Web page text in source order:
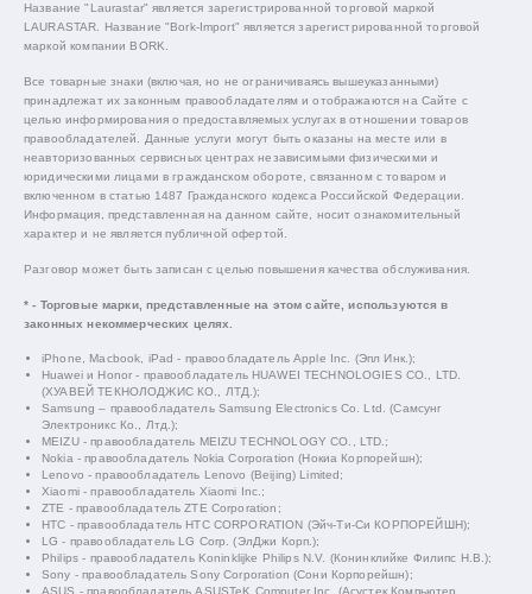
Название "Laurastar" является зарегистрированной торговой маркой
LAURASTAR. Название "Bork-Import" является зарегистрированной торговой
маркой компании BORK.
Все товарные знаки (включая, но не ограничиваясь вышеуказанными)
принадлежат их законным правообладателям и отображаются на Сайте с
целью информирования о предоставляемых услугах в отношении товаров
правообладателей. Данные услуги могут быть оказаны на месте или в
неавторизованных сервисных центрах независимыми физическими и
юридическими лицами в гражданском обороте, связанном с товаром и
включенном в статью 1487 Гражданского кодекса Российской Федерации.
Информация, представленная на данном сайте, носит ознакомительный
характер и не является публичной офертой.
Разговор может быть записан с целью повышения качества обслуживания.
* - Торговые марки, представленные на этом сайте, используются в
законных некоммерческих целях.
iPhone, Macbook, iPad - правообладатель Apple Inc. (Эпл Инк.);
Huawei и Honor - правообладатель HUAWEI TECHNOLOGIES CO., LTD.
(ХУАВЕЙ ТЕКНОЛОДЖИС КО., ЛТД.);
Samsung – правообладатель Samsung Electronics Co. Ltd. (Самсунг
Электроникс Ко., Лтд.);
MEIZU - правообладатель MEIZU TECHNOLOGY CO., LTD.;
Nokia - правообладатель Nokia Corporation (Нокиа Корпорейшн);
Lenovo - правообладатель Lenovo (Beijing) Limited;
Xiaomi - правообладатель Xiaomi Inc.;
ZTE - правообладатель ZTE Corporation;
HTC - правообладатель HTC CORPORATION (Эйч-Ти-Си КОРПОРЕЙШН);
LG - правообладатель LG Corp. (ЭлДжи Корп.);
Philips - правообладатель Koninklijke Philips N.V. (Конинклийке Филипс Н.В.);
Sony - правообладатель Sony Corporation (Сони Корпорейшн);
ASUS - правообладатель ASUSTeK Computer Inc. (Асустек Компьютер